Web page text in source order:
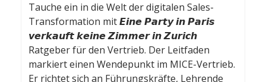
Tauche ein in die Welt der digitalen Sales-
Transformation mit 𝙀𝙞𝙣𝙚 𝙋𝙖𝙧𝙩𝙮 𝙞𝙣 𝙋𝙖𝙧𝙞𝙨
𝙫𝙚𝙧𝙠𝙖𝙪𝙛𝙩 𝙠𝙚𝙞𝙣𝙚 𝙕𝙞𝙢𝙢𝙚𝙧 𝙞𝙣 𝙕𝙪𝙧𝙞𝙘𝙝
Ratgeber für den Vertrieb. Der Leitfaden
markiert einen Wendepunkt im MICE-Vertrieb.
Er richtet sich an Führungskräfte, Lehrende